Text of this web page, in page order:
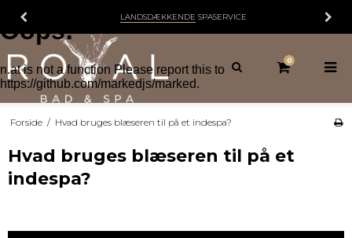
LANDSDÆKKENDE SPASERVICE
0
Forside / Hvad bruges blæseren til på et indespa?
Hvad bruges blæseren til på et
indespa?